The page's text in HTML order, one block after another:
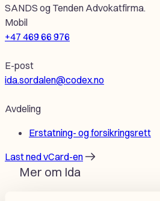
SANDS og Tenden Advokatfirma.
Mobil
+47 469 66 976
E-post
ida.sordalen@codex.no
Avdeling
Erstatning- og forsikringsrett
Last ned vCard-en
Mer om Ida